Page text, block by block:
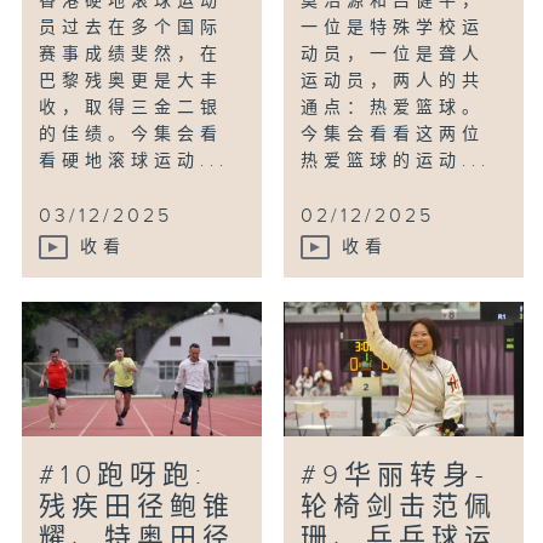
员过去在多个国际
赛事成绩斐然，在
巴黎残奥更是大丰
收，取得三金二银
的佳绩。今集会看
看硬地滚球运动...
03/12/2025
收看
一位是特殊学校运
动员，一位是聋人
运动员，两人的共
通点：热爱篮球。
今集会看看这两位
热爱篮球的运动...
02/12/2025
收看
#10跑呀跑:
残疾田径鲍锥
#9华丽转身-
轮椅剑击范佩